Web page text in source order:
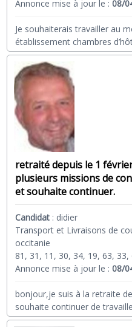
Annonce mise à jour le :08/
Je souhaiterais travailler au
établissement chambres
retraité depuis le 1
plusieurs missions de
et souhaite continuer.
Candidat : didier
Transport et Livraisons de
occitanie
81, 31, 11, 30, 34, 19, 63,
Annonce mise à jour le :08/
bonjour,je suis à la retraite
souhaite continuer de